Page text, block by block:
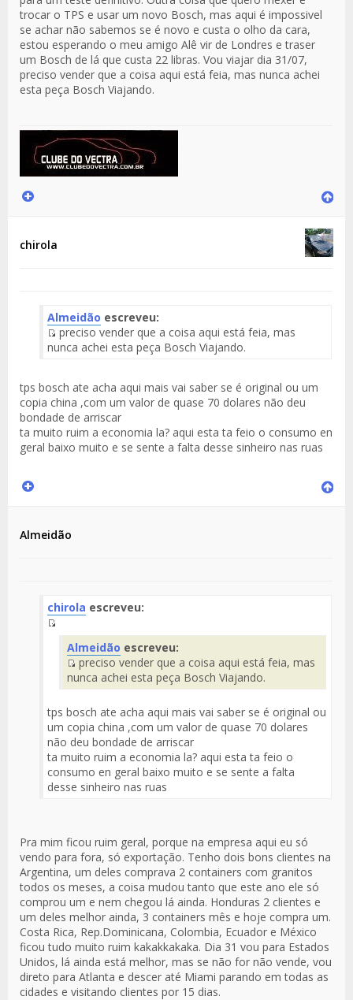
trocar o TPS e usar um novo Bosch, mas aqui é impossivel
se achar não sabemos se é novo e custa o olho da cara,
estou esperando o meu amigo Alê vir de Londres e traser
um Bosch de lá que custa 22 libras. Vou viajar dia 31/07,
preciso vender que a coisa aqui está feia, mas nunca achei
esta peça Bosch Viajando.
chirola
Almeidão escreveu:
Fuente
preciso vender que a coisa aqui está feia, mas
nunca achei esta peça Bosch Viajando.
tps bosch ate acha aqui mais vai saber se é original ou um
copia china ,com um valor de quase 70 dolares não deu
bondade de arriscar
ta muito ruim a economia la? aqui esta ta feio o consumo en
geral baixo muito e se sente a falta desse sinheiro nas ruas
Almeidão
chirola escreveu:
Fuente
del
Mensaje
Almeidão escreveu:
Fuente
del
Mensaje
preciso vender que a coisa aqui está feia, mas
nunca achei esta peça Bosch Viajando.
tps bosch ate acha aqui mais vai saber se é original ou
um copia china ,com um valor de quase 70 dolares
não deu bondade de arriscar
ta muito ruim a economia la? aqui esta ta feio o
consumo en geral baixo muito e se sente a falta
desse sinheiro nas ruas
Pra mim ficou ruim geral, porque na empresa aqui eu só
vendo para fora, só exportação. Tenho dois bons clientes na
Argentina, um deles comprava 2 containers com granitos
todos os meses, a coisa mudou tanto que este ano ele só
comprou um e nem chegou lá ainda. Honduras 2 clientes e
um deles melhor ainda, 3 containers mês e hoje compra um.
Costa Rica, Rep.Dominicana, Colombia, Ecuador e México
ficou tudo muito ruim kakakkakaka. Dia 31 vou para Estados
Unidos, lá ainda está melhor, mas se não for não vende, vou
direto para Atlanta e descer até Miami parando em todas as
cidades e visitando clientes por 15 dias.